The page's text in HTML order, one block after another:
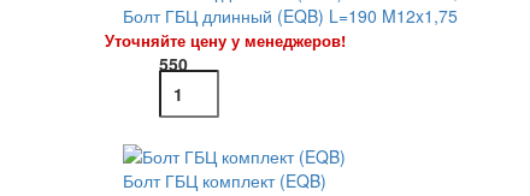
Болт ГБЦ длинный (EQB) L=190 M12x1,75
Уточняйте цену у менеджеров!
550
Болт ГБЦ комплект (EQB)